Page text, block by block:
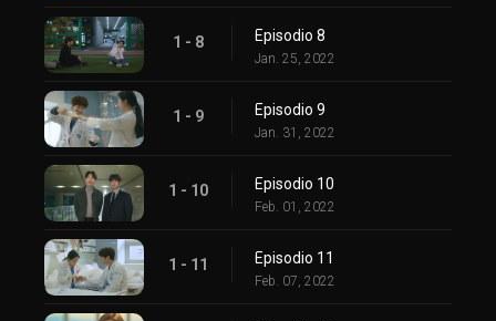
1 - 8 Episodio 8
Jan. 25, 2022
1 - 9 Episodio 9
Jan. 31, 2022
1 - 10 Episodio 10
Feb. 01, 2022
1 - 11 Episodio 11
Feb. 07, 2022